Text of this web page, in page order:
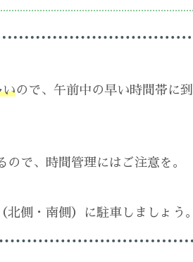
いので、午前中の早い時間帯に到
で、時間管理にはご注意を。
側・南側）に駐車しましょう。